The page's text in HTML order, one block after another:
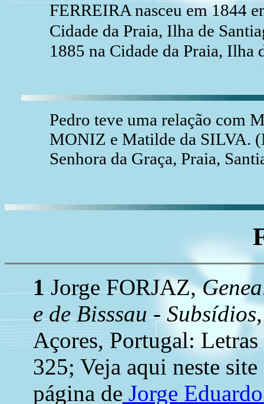
FERREIRA nasceu em 1844
Cidade da Praia, Ilha de
1885 na Cidade da Praia, Ilha
Pedro teve uma relação com
MONIZ e Matilde da SILVA.
Senhora da Graça, Praia,
1Jorge FORJAZ,
e de Bisssau - Subsídios
Açores, Portugal:
325; Veja aqui neste
página de Jorge